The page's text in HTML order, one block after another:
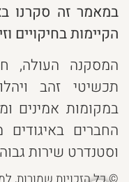
במאמר זה סקרנו
הקיימות בחיקויים
המסקנה העולה,
תכשיטי זהב
במקומות אמינים
החברים באיגודים
וסטנדרט שירות